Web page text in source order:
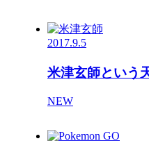
2017.9.5
米津玄師という
NEW